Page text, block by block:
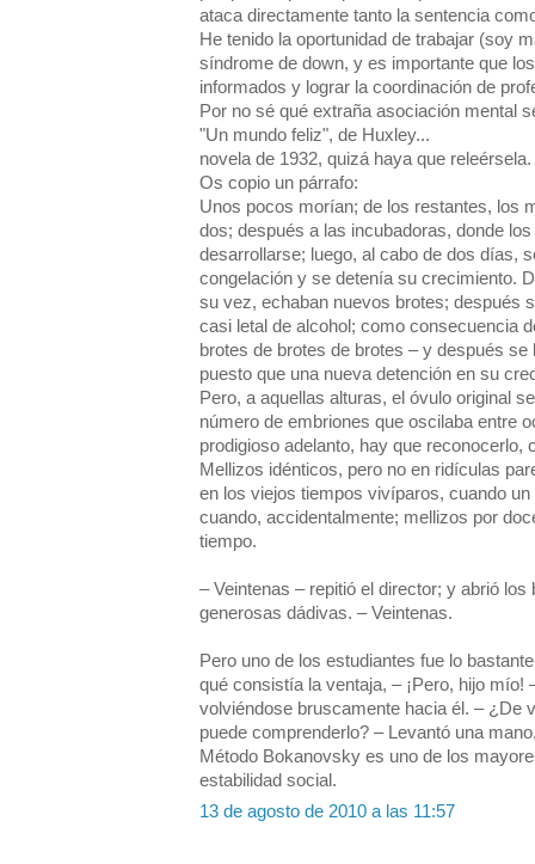
ataca directamente tanto la sentencia
He tenido la oportunidad de trabajar (soy
síndrome de down, y es importante que
informados y lograr la coordinación de
Por no sé qué extraña asociación mental
"Un mundo feliz", de Huxley...
novela de 1932, quizá haya que releérsela.
Os copio un párrafo:
Unos pocos morían; de los restantes, los
dos; después a las incubadoras, donde
desarrollarse; luego, al cabo de dos días,
congelación y se detenía su crecimiento.
su vez, echaban nuevos brotes; después
casi letal de alcohol; como consecuencia
brotes de brotes de brotes – y después
puesto que una nueva detención en su
Pero, a aquellas alturas, el óvulo original
número de embriones que oscilaba entre
prodigioso adelanto, hay que reconocerlo,
Mellizos idénticos, pero no en ridículas
en los viejos tiempos vivíparos, cuando
cuando, accidentalmente; mellizos por
tiempo.
– Veintenas – repitió el director; y abrió
generosas dádivas. – Veintenas.
Pero uno de los estudiantes fue lo
qué consistía la ventaja, – ¡Pero, hijo mío!
volviéndose bruscamente hacia él. – ¿De
puede comprenderlo? – Levantó una
Método Bokanovsky es uno de los
estabilidad social.
13 de agosto de 2010 a las 11:57